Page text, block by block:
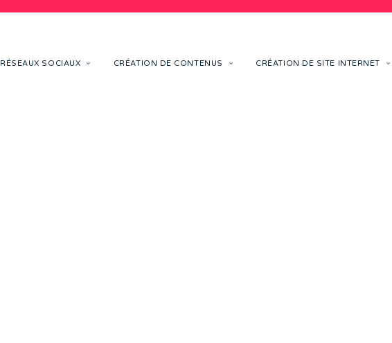
RÉSEAUX SOCIAUX CRÉATION DE CONTENUS CRÉATION DE SITE INTERNET